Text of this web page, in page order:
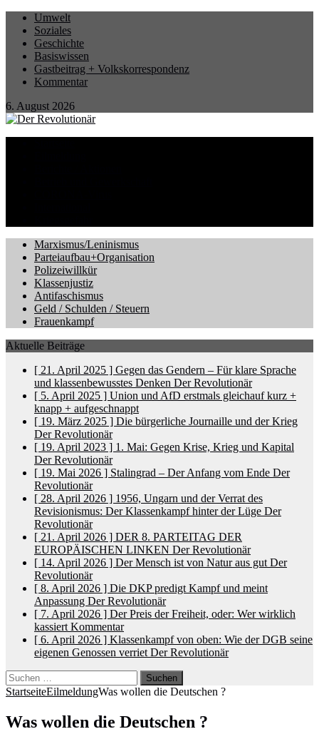
Umwelt
Soziales
Geschichte
Basiswissen
Gastbeitrag + Volkskorrespondenz
Kommentar
6. August 2026
Marxismus/Leninismus
Parteiaufbau+Organisation
Polizeiwillkür
Klassenjustiz
Antifaschismus
Geld / Schulden / Steuern
Frauenkampf
Aktuelle Beiträge
[ 21. April 2025 ] Gegen das Gendern – Für klare Sprache
und klassenbewusstes Denken Der Revolutionär
[ 5. April 2025 ] Union und AfD erstmals gleichaufkurz +
knapp + aufgeschnappt
[ 19. März 2025 ] Die bürgerliche Journaille und der Krieg
Der Revolutionär
[ 19. April 2023 ] 1. Mai: Gegen Krise, Krieg und Kapital
Der Revolutionär
[ 19. Mai 2026 ] Stalingrad – Der Anfang vom Ende Der
Revolutionär
[ 28. April 2026 ] 1956, Ungarn und der Verrat des
Revisionismus: Der Klassenkampf hinter der Lüge Der
Revolutionär
[ 21. April 2026 ] DER 8. PARTEITAG DER
EUROPÄISCHEN LINKEN Der Revolutionär
[ 14. April 2026 ] Der Mensch ist von Natur aus gut Der
Revolutionär
[ 8. April 2026 ] Die DKP predigt Kampf und meint
Anpassung Der Revolutionär
[ 7. April 2026 ] Der Preis der Freiheit, oder: Wer wirklich
kassiert Kommentar
[ 6. April 2026 ] Klassenkampf von oben: Wie der DGB seine
eigenen Genossen verriet Der Revolutionär
Suchen
nach:
StartseiteEilmeldungWas wollen die Deutschen ?
Was wollen die Deutschen ?